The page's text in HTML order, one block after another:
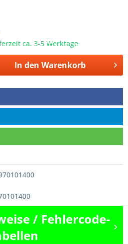
ca. 3-5 Werktage
In den Warenkorb
/ Fehlercode-